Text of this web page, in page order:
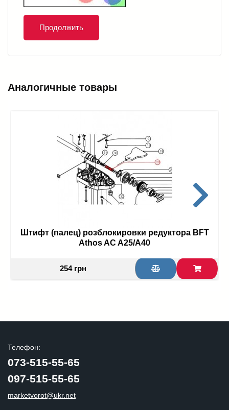
Продолжить
Аналогичные товары
Штифт (палец) розблокировки редуктора BFT
Athos AC A25/A40
254 грн
Телефон:
073-515-55-65
097-515-55-65
marketvorot@ukr.net